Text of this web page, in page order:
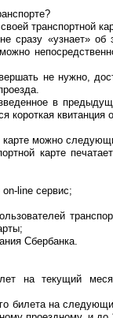
транспортной
сразу «узнает»
не нужно,
в
короткая
карте можно
карте
line сервис;
Сбербанка.
на текущий
билета на